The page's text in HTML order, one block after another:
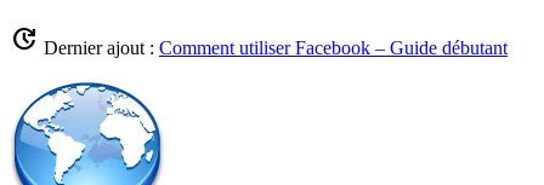
update Dernier ajout : Comment utiliser Facebook – Guide débutant